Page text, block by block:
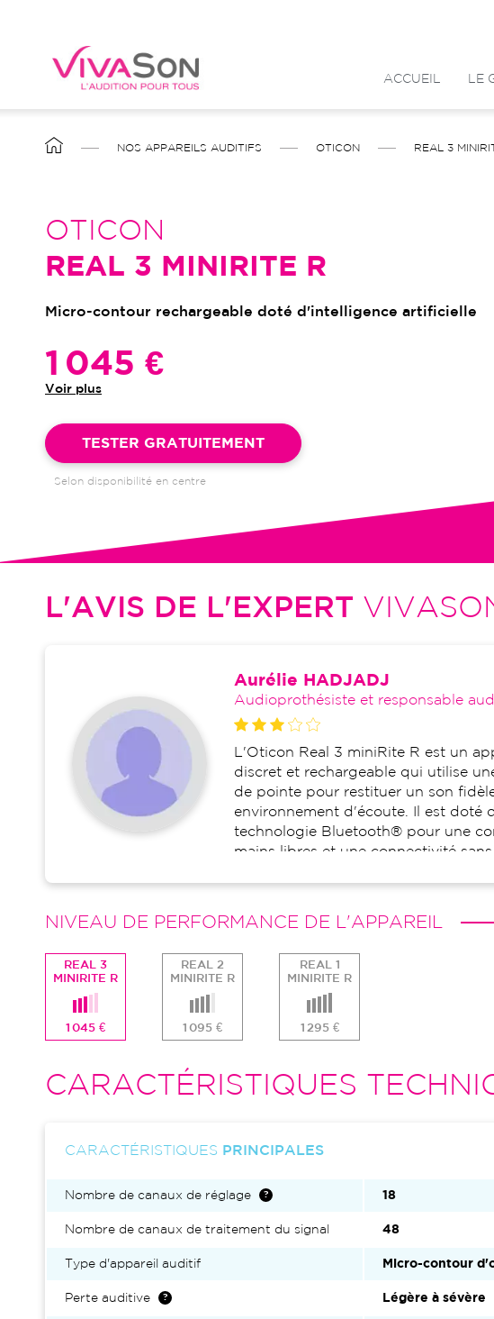
contenu
ACCUEIL LE
FIL
NOS APPAREILS AUDITIFS OTICON REAL 3
OTICON
REAL 3 MINIRITE R
Micro-contour rechargeable doté d'intelligence artificielle
1 045 €
Voir plus
TESTER GRATUITEMENT
Selon disponibilité en centre
L'AVIS DE L'EXPERT
Aurélie HADJADJ
Audioprothésiste et responsable
L'Oticon Real 3 miniRite R est un
discret et rechargeable qui utilise
de pointe pour restituer un son
environnement d'écoute. Il est doté
technologie Bluetooth® pour une
mains libres et une connectivité
NIVEAU DE PERFORMANCE DE L'APPAREIL
REAL 3
MINIRITE R
1 045 €
REAL 2
MINIRITE R
1 095 €
REAL 1
MINIRITE R
1 295 €
CARACTÉRISTIQUES
CARACTÉRISTIQUES PRINCIPALES
Nombre de canaux de réglage 18
Nombre de canaux de traitement du signal 48
Type d'appareil auditif Micro-contour
Perte auditive Légère à sévère